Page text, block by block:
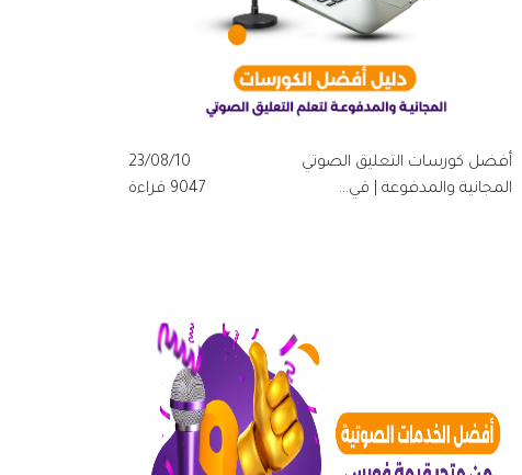
أفضل كورسات التعليق الصوتي
المجانية والمدفوعة | قي...
23/08/10
9047 قراءة